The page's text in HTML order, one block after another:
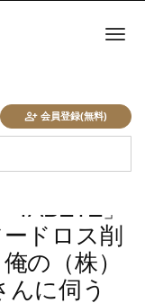
会員登録(無料)
ナ
」
ドロス削
の（株）
に伺う